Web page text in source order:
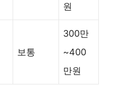
원
보통
300만
~400
만원